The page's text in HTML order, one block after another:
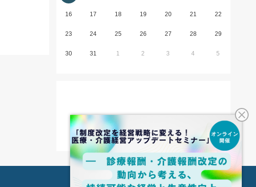
16 17 18 19 20 21 22
23 24 25 26 27 28 29
30 31 1 2 3 4 5